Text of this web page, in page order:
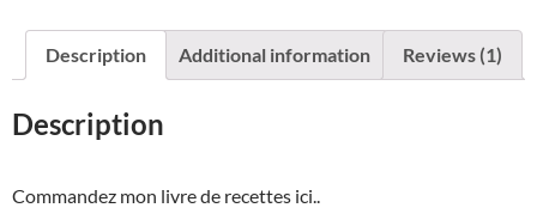
Claire
Bréant
cuisine
Description Additional information Reviews (1)
Description
Commandez mon livre de recettes ici..